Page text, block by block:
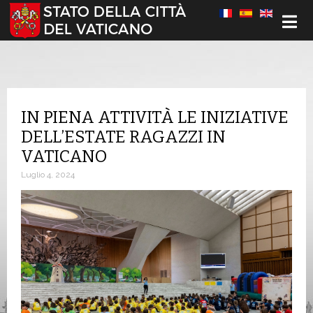
Seleziona la tua lingua
IN PIENA ATTIVITÀ LE INIZIATIVE
DELL’ESTATE RAGAZZI IN
VATICANO
Luglio 4, 2024